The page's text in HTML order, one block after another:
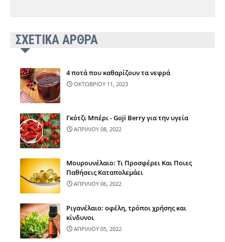
ΣΧΕΤΙΚΑ ΑΡΘΡΑ
4 ποτά που καθαρίζουν τα νεφρά
ΟΚΤΩΒΡΙΟΥ 11, 2023
Γκότζι Μπέρι - Goji Berry για την υγεία
ΑΠΡΙΛΙΟΥ 08, 2022
Μουρουνέλαιο: Τι Προσφέρει Και Ποιες
Παθήσεις Καταπολεμάει
ΑΠΡΙΛΙΟΥ 06, 2022
Ριγανέλαιο: οφέλη, τρόποι χρήσης και
κίνδυνοι
ΑΠΡΙΛΙΟΥ 05, 2022